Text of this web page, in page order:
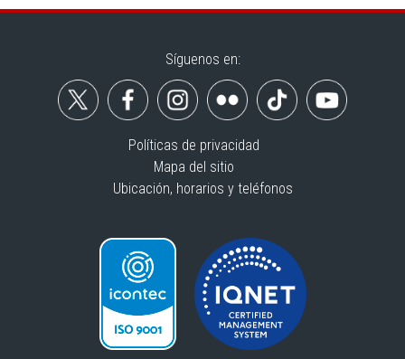
Síguenos en:
Políticas de privacidad
Mapa del sitio
Ubicación, horarios y teléfonos